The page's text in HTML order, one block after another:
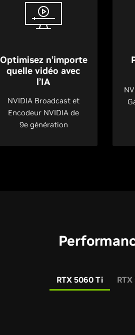
Optimisez n’importe
quelle vidéo avec
l’IA
NVIDIA Broadcast et
Encodeur NVIDIA de
9e génération
RTX 5060 Ti